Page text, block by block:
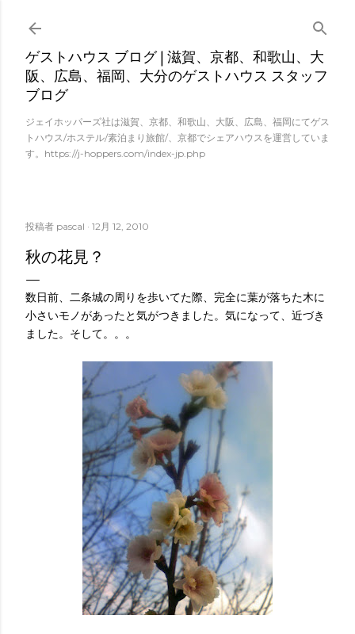
スキップしてメイン コンテンツに移動
ゲストハウス ブログ | 滋賀、京都、和歌山、大
阪、広島、福岡、大分のゲストハウス スタッフ
ブログ
ジェイホッパーズ社は滋賀、京都、和歌山、大阪、広島、福岡にてゲス
トハウス/ホステル/素泊まり旅館/、京都でシェアハウスを運営していま
す。https://j-hoppers.com/index-jp.php
投稿者 pascal 12月 12, 2010
秋の花見？
数日前、二条城の周りを歩いてた際、完全に葉が落ちた木に
小さいモノがあったと気がつきました。気になって、近づき
ました。そして。。。